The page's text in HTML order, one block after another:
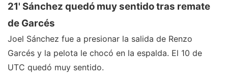
21' Sánchez quedó muy sentido tras remate
de Garcés
Joel Sánchez fue a presionar la salida de Renzo
Garcés y la pelota le chocó en la espalda. El 10 de
UTC quedó muy sentido.